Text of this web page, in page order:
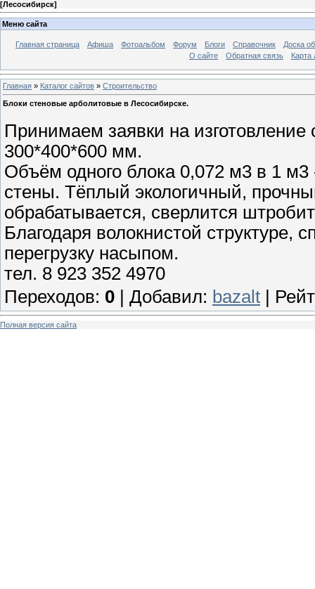
[Лесосибирск]
Меню сайта
Главная страница Афиша Фотоальбом Форум Блоги Справочник
Доска
О сайте
Обратная связь Карта
Главная » Каталог сайтов » Строительство
Блоки стеновые арболитовые в Лесосибирске.
Принимаем заявки на
300*400*600 мм.
Объём одного блока 0,072 м3 в 1
стены. Тёплый экологичный,
обрабатывается, сверлится
Благодаря волокнистой структуре,
перегрузку насыпом.
тел. 8 923 352 4970
Переходов: 0 Добавил: bazalt
Полная версия сайта